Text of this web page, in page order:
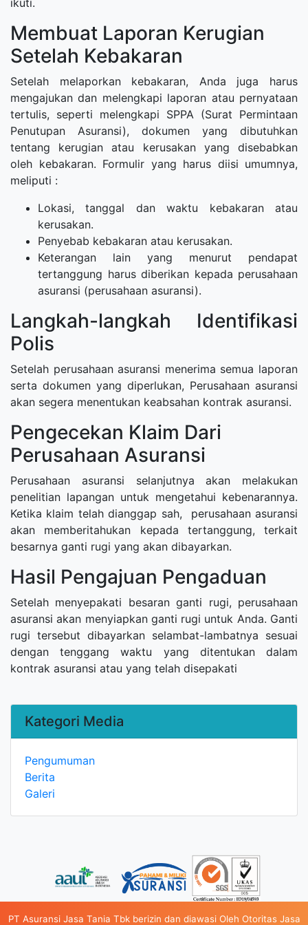
ikuti.
Membuat Laporan Kerugian
Setelah Kebakaran
Setelah melaporkan kebakaran, Anda juga harus
mengajukan dan melengkapi laporan atau pernyataan
tertulis, seperti melengkapi SPPA (Surat Permintaan
Penutupan Asuransi), dokumen yang dibutuhkan
tentang kerugian atau kerusakan yang disebabkan
oleh kebakaran. Formulir yang harus diisi umumnya,
meliputi :
Lokasi, tanggal dan waktu kebakaran atau
kerusakan.
Penyebab kebakaran atau kerusakan.
Keterangan lain yang menurut pendapat
tertanggung harus diberikan kepada perusahaan
asuransi (perusahaan asuransi).
Langkah-langkah Identifikasi
Polis
Setelah perusahaan asuransi menerima semua laporan
serta dokumen yang diperlukan, Perusahaan asuransi
akan segera menentukan keabsahan kontrak asuransi.
Pengecekan Klaim Dari
Perusahaan Asuransi
Perusahaan asuransi selanjutnya akan melakukan
penelitian lapangan untuk mengetahui kebenarannya.
Ketika klaim telah dianggap sah, perusahaan asuransi
akan memberitahukan kepada tertanggung, terkait
besarnya ganti rugi yang akan dibayarkan.
Hasil Pengajuan Pengaduan
Setelah menyepakati besaran ganti rugi, perusahaan
asuransi akan menyiapkan ganti rugi untuk Anda. Ganti
rugi tersebut dibayarkan selambat-lambatnya sesuai
dengan tenggang waktu yang ditentukan dalam
kontrak asuransi atau yang telah disepakati
Kategori Media
Pengumuman
Berita
Galeri
PT Asuransi Jasa Tania Tbk berizin dan diawasi Oleh Otoritas Jasa